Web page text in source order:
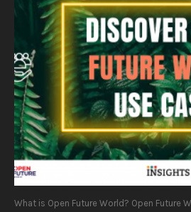
What is Open Future World? Open Future